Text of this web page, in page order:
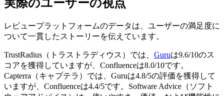
実際のユーザーの視点
レビュープラットフォームのデータは、ユーザーの満足度に
ついて一貫したストーリーを伝えています。
TrustRadius（トラストラディウス）では、 Guruは9.6/10のス
コアを獲得していますが、Confluenceは8.0/10です。
Capterra（キャプテラ）では、Guruは4.8/5の評価を獲得して
いますが、Confluenceは4.4/5です。Software Advice（ソフト